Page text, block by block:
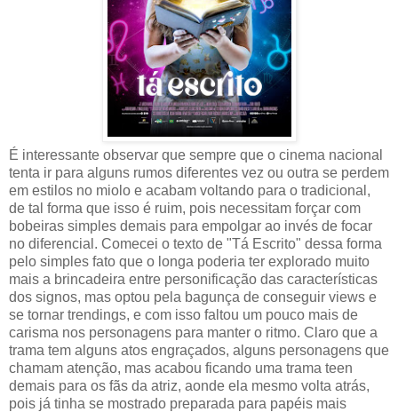
É interessante observar que sempre que o cinema nacional
tenta ir para alguns rumos diferentes vez ou outra se perdem
em estilos no miolo e acabam voltando para o tradicional,
de tal forma que isso é ruim, pois necessitam forçar com
bobeiras simples demais para empolgar ao invés de focar
no diferencial. Comecei o texto de "Tá Escrito" dessa forma
pelo simples fato que o longa poderia ter explorado muito
mais a brincadeira entre personificação das características
dos signos, mas optou pela bagunça de conseguir views e
se tornar trendings, e com isso faltou um pouco mais de
carisma nos personagens para manter o ritmo. Claro que a
trama tem alguns atos engraçados, alguns personagens que
chamam atenção, mas acabou ficando uma trama teen
demais para os fãs da atriz, aonde ela mesmo volta atrás,
pois já tinha se mostrado preparada para papéis mais